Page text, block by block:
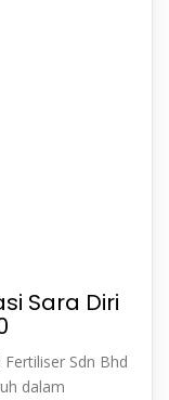
Sara Diri
Sdn Bhd
dalam